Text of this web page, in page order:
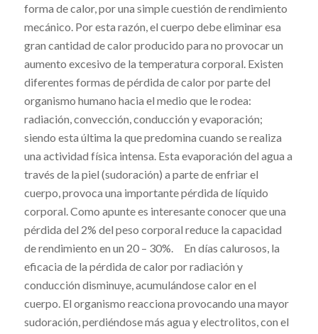
forma de calor, por una simple cuestión de rendimiento
mecánico. Por esta razón, el cuerpo debe eliminar esa
gran cantidad de calor producido para no provocar un
aumento excesivo de la temperatura corporal. Existen
diferentes formas de pérdida de calor por parte del
organismo humano hacia el medio que le rodea:
radiación, convección, conducción y evaporación;
siendo esta última la que predomina cuando se realiza
una actividad física intensa. Esta evaporación del agua a
través de la piel (sudoración) a parte de enfriar el
cuerpo, provoca una importante pérdida de líquido
corporal. Como apunte es interesante conocer que una
pérdida del 2% del peso corporal reduce la capacidad
de rendimiento en un 20 – 30%. En días calurosos, la
eficacia de la pérdida de calor por radiación y
conducción disminuye, acumulándose calor en el
cuerpo. El organismo reacciona provocando una mayor
sudoración, perdiéndose más agua y electrolitos, con el